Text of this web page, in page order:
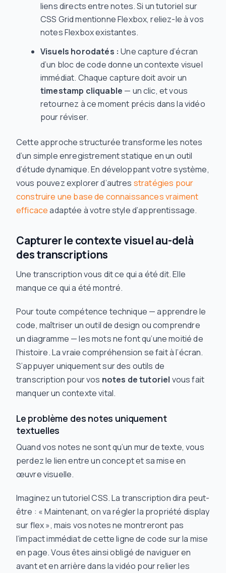
liens directs entre notes. Si un tutoriel sur
CSS Grid mentionne Flexbox, reliez-le à vos
notes Flexbox existantes.
Visuels horodatés : Une capture d’écran
d’un bloc de code donne un contexte visuel
immédiat. Chaque capture doit avoir un
timestamp cliquable — un clic, et vous
retournez à ce moment précis dans la vidéo
pour réviser.
Cette approche structurée transforme les notes
d’un simple enregistrement statique en un outil
d’étude dynamique. En développant votre système,
vous pouvez explorer d’autres stratégies pour
construire une base de connaissances vraiment
efficaceadaptée à votre style d’apprentissage.
Capturer le contexte visuel au-delà
des transcriptions
Une transcription vous dit ce qui a été dit. Elle
manque ce qui a étémontré.
Pour toute compétence technique — apprendre le
code, maîtriser un outil de design ou comprendre
un diagramme — les mots ne font qu’une moitié de
l’histoire. La vraie compréhension se fait à l’écran.
S’appuyer uniquement sur des outils de
transcription pour vos notes de tutoriel vous fait
manquer un contexte vital.
Le problème des notes uniquement
textuelles
Quand vos notes ne sont qu’un mur de texte, vous
perdez le lien entre un concept et sa mise en
œuvre visuelle.
Imaginez un tutoriel CSS. La transcription dira peut-
être : « Maintenant, on va régler la propriété display
sur flex », mais vos notes ne montreront pas
l’impact immédiat de cette ligne de code sur la mise
en page. Vous êtes ainsi obligé de naviguer en
avant et en arrière dans la vidéo pour relier les